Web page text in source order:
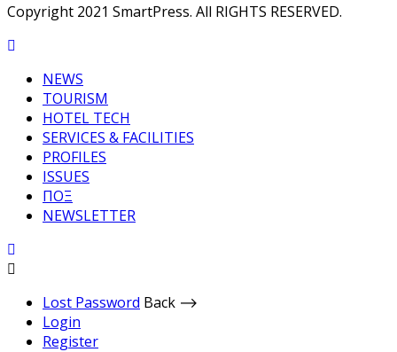
Copyright 2021 SmartPress. All RIGHTS RESERVED.
NEWS
TOURISM
HOTEL TECH
SERVICES & FACILITIES
PROFILES
ISSUES
ΠΟΞ
NEWSLETTER
Lost Password Back ⟶
Login
Register